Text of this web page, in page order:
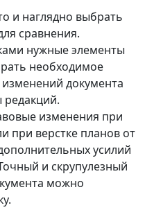
и наглядно выбрать
сравнения.
нужные элементы
необходимое
документа
редакций.
изменения при
при верстке планов от
усилий
и скрупулезный
можно